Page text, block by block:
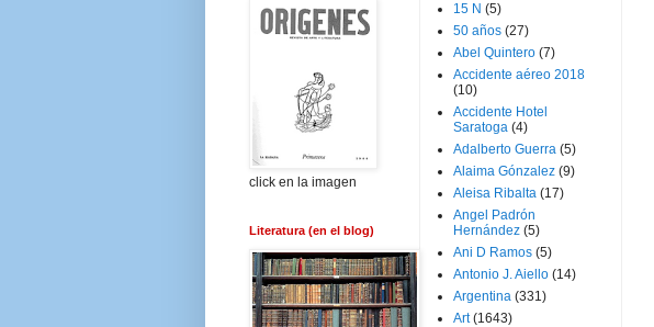
click en la imagen
Literatura (en el blog)
15 N (5)
50 años (27)
Abel Quintero (7)
Accidente aéreo 2018
(10)
Accidente Hotel
Saratoga (4)
Adalberto Guerra (5)
Alaima Gónzalez (9)
Aleisa Ribalta (17)
Angel Padrón
Hernández (5)
Ani D Ramos (5)
Antonio J. Aiello (14)
Argentina (331)
Art (1643)